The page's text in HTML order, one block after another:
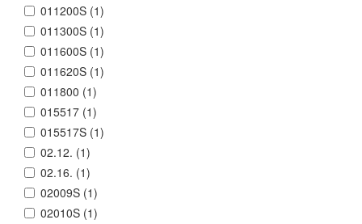
011200S (1)
011300S (1)
011600S (1)
011620S (1)
011800 (1)
015517 (1)
015517S (1)
02.12. (1)
02.16. (1)
02009S (1)
02010S (1)